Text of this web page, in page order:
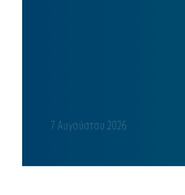
7 Αυγούστου 2026